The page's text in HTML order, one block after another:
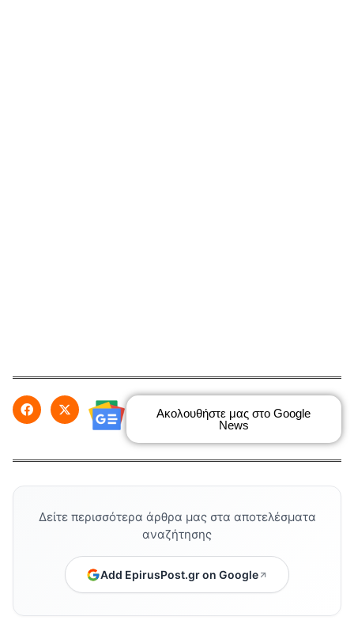
Ακολουθήστε μας στο Google
News
Δείτε περισσότερα άρθρα μας στα αποτελέσματα
αναζήτησης
Add EpirusPost.gr on Google